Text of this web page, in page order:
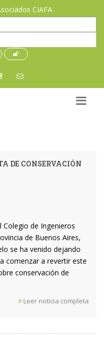
CIAFA
DE CONSERVACIÓN
de Ingenieros
de Buenos Aires,
se ha venido dejando
comenzar a revertir este
conservación de
Leer noticia completa